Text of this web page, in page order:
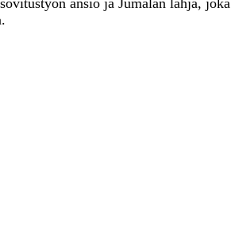
ansio ja Jumalan lahja, joka